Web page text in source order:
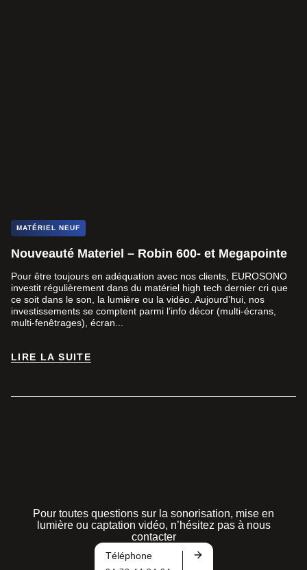
MATÉRIEL NEUF
Nouveauté Materiel – Robin 600- et Megapointe
Pour être toujours en adéquation avec nos clients, EUROSONO
investit régulièrement dans du matériel high tech dernier cri que
ce soit dans le son, la lumière ou la vidéo. Aujourd’hui, nos
investissements se comptent parmi l’info décor (multi-écrans,
multi-fenêtrages), écran...
LIRE LA SUITE
Pour toutes questions sur la sonorisation, mise en
lumière ou captation vidéo, n’hésitez pas à nous
contacter
Téléphone